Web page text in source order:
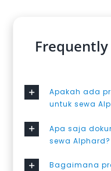
Apakah ada
untuk sewa
Apa saja
sewa Alphard?
Bagaimana